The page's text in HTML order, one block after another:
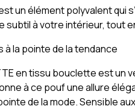
un élément polyvalent
subtil à votre intérieur, tout
la pointe de la tendance
en tissu bouclette est
à ce pouf une allure
de la mode. Sensible